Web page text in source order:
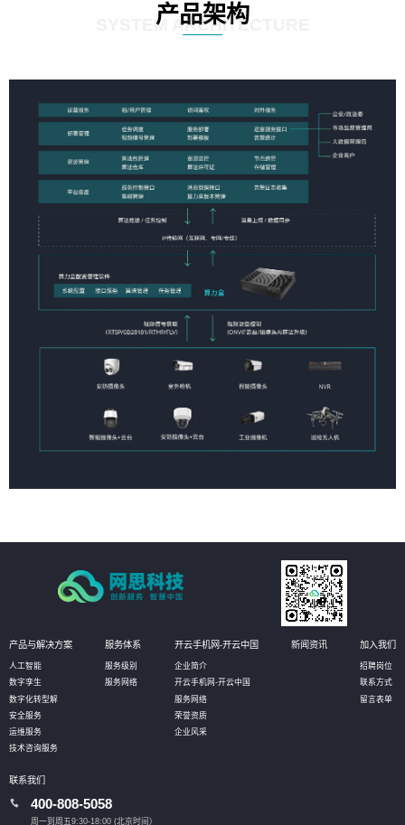
产品架构
SYSTEM ARCHITECTURE
产品与解决方案
人工智能
数字孪生
数字化转型解
安全服务
运维服务
技术咨询服务
服务体系
服务级别
服务网络
开云手机网-开云中国
企业简介
开云手机网-开云中国
服务网络
荣誉资质
企业风采
新闻资讯 加入我们
招聘岗位
联系方式
留言表单
联系我们
400-808-5058
周一到周五9:30-18:00 (北京时间）